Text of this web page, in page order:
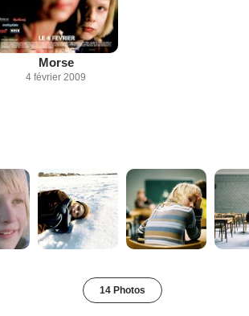
Morse
4 février 2009
14 Photos